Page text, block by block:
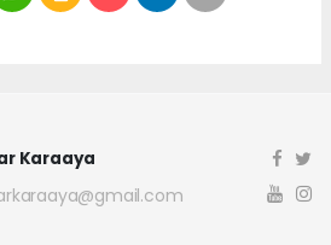
Karaaya